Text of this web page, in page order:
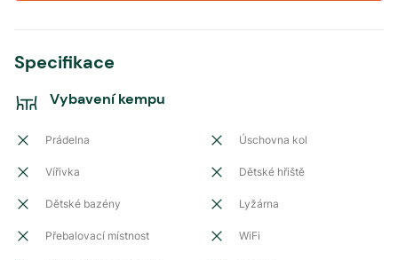
Specifikace
Vybavení kempu
Prádelna Úschovna kol
Vířivka Dětské hřiště
Dětské bazény Lyžárna
Přebalovací místnost WiFi